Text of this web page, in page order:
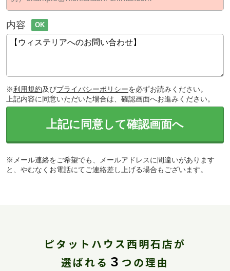
内容 OK
※利用規約及びプライバシーポリシーを必ずお読みください。
上記内容に同意いただいた場合は、確認画面へお進みください。
上記に同意して確認画面へ
※メール連絡をご希望でも、メールアドレスに間違いがあります
と、やむなくお電話にてご連絡差し上げる場合もございます。
ピタットハウス西明石店が
選ばれる ３ つの理由